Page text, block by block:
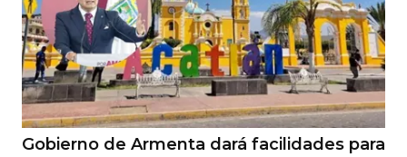
Gobierno de Armenta dará facilidades para